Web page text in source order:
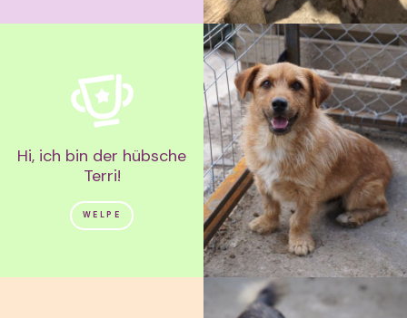
Hi, ich bin der hübsche
Terri!
WELPE